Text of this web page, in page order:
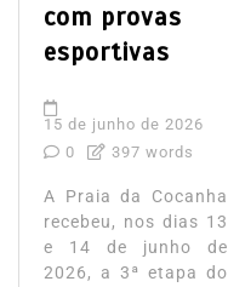
com provas
esportivas
15 de junho de 2026
0
397 words
A Praia da Cocanha
recebeu, nos dias 13
e 14 de junho de
2026, a 3ª etapa do